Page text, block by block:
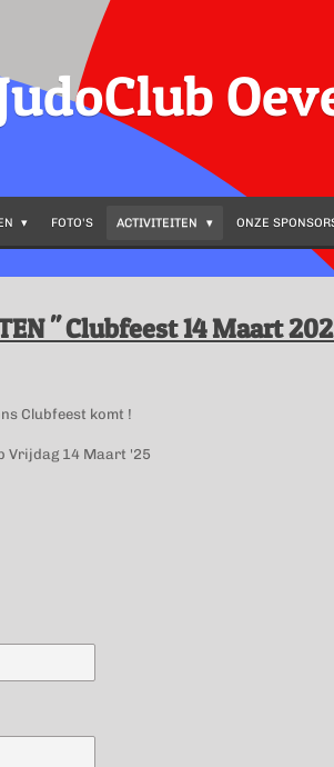
FOTO'S ACTIVITEITEN ONZE
" Clubfeest 14 Maart
Clubfeest komt !
Vrijdag 14 Maart '25